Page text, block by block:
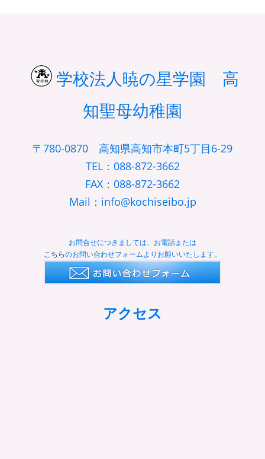
学校法人暁の星学園 高
知聖母幼稚園
〒780-0870 高知県高知市本町5丁目6-29
TEL：088-872-3662
FAX：088-872-3662
Mail：info@kochiseibo.jp
お問合せにつきましては、お電話または
こちらのお問い合わせフォームよりお願いいたします。
アクセス